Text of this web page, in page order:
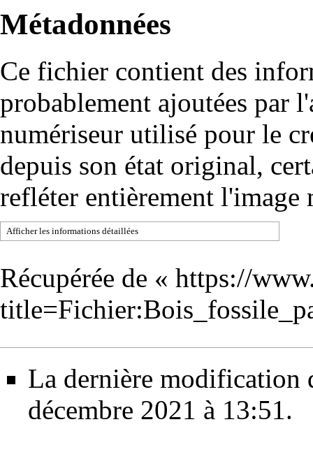
Métadonnées
Ce fichier contient des
probablement ajoutées par
numériseur utilisé pour le
depuis son état original,
refléter entièrement l'image
Afficher les informations détaillées
Récupérée de « https://
La dernière modification
décembre 2021 à 13:51.